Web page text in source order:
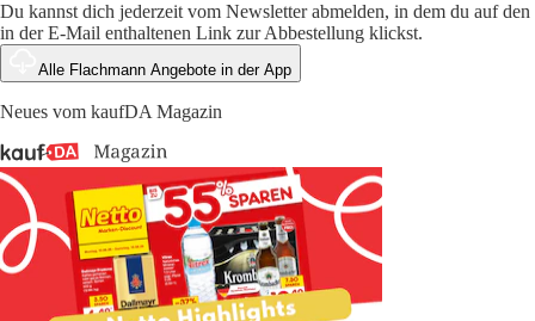
Du kannst dich jederzeit vom Newsletter abmelden, in dem du auf den
in der E-Mail enthaltenen Link zur Abbestellung klickst.
Alle Flachmann Angebote in der App
Neues vom kaufDA Magazin